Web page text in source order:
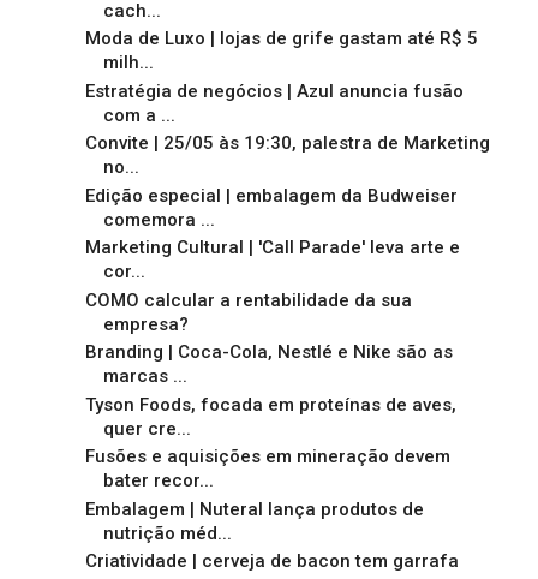
cach...
Moda de Luxo | lojas de grife gastam até R$ 5
milh...
Estratégia de negócios | Azul anuncia fusão
com a ...
Convite | 25/05 às 19:30, palestra de Marketing
no...
Edição especial | embalagem da Budweiser
comemora ...
Marketing Cultural | 'Call Parade' leva arte e
cor...
COMO calcular a rentabilidade da sua
empresa?
Branding | Coca-Cola, Nestlé e Nike são as
marcas ...
Tyson Foods, focada em proteínas de aves,
quer cre...
Fusões e aquisições em mineração devem
bater recor...
Embalagem | Nuteral lança produtos de
nutrição méd...
Criatividade | cerveja de bacon tem garrafa